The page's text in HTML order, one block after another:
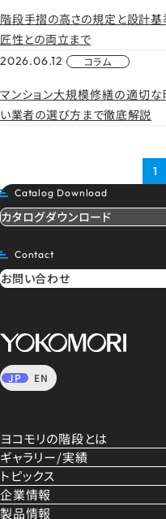
階段手摺の高さの規定と設計基
匠性との両立まで
2026.06.12 コラム
マンション大規模修繕の適切
い業者の選び方まで徹底解説
1
Catalog Download
カタログダウンロード
Contact
お問い合わせ
JP EN
ヨコモリの階段とは
ギャラリー/実績
トピックス
企業情報
会社概要
製品情報